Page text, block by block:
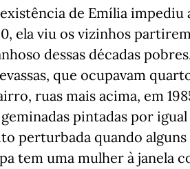
de Emília impediu
ela viu os vizinhos
dessas décadas
que ocupavam
ruas mais acima, em
geminadas pintadas por
perturbada quando
tem uma mulher à janela